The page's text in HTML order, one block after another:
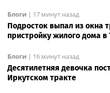
Блоги | 17 минут назад
Подросток выпал из окна
пристройку жилого дома в
Блоги | 16 минут назад
Десятилетняя девочка
Иркутском тракте